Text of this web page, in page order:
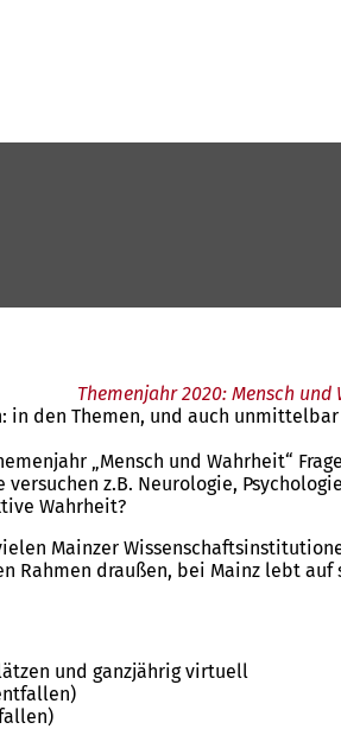
Themenjahr 2020: Mensch und
in den Themen, und auch
„Mensch und Wahrheit“
z.B. Neurologie,
Wahrheit?
Mainzer
draußen, bei Mainz lebt auf
und ganzjährig virtuell